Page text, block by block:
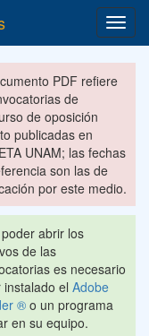
PDF refiere
de
de oposición
publicadas en
UNAM; las fechas
son las de
por este medio.
abrir los
de las
es necesario
instalado el Adobe
®o un programa
en su equipo.